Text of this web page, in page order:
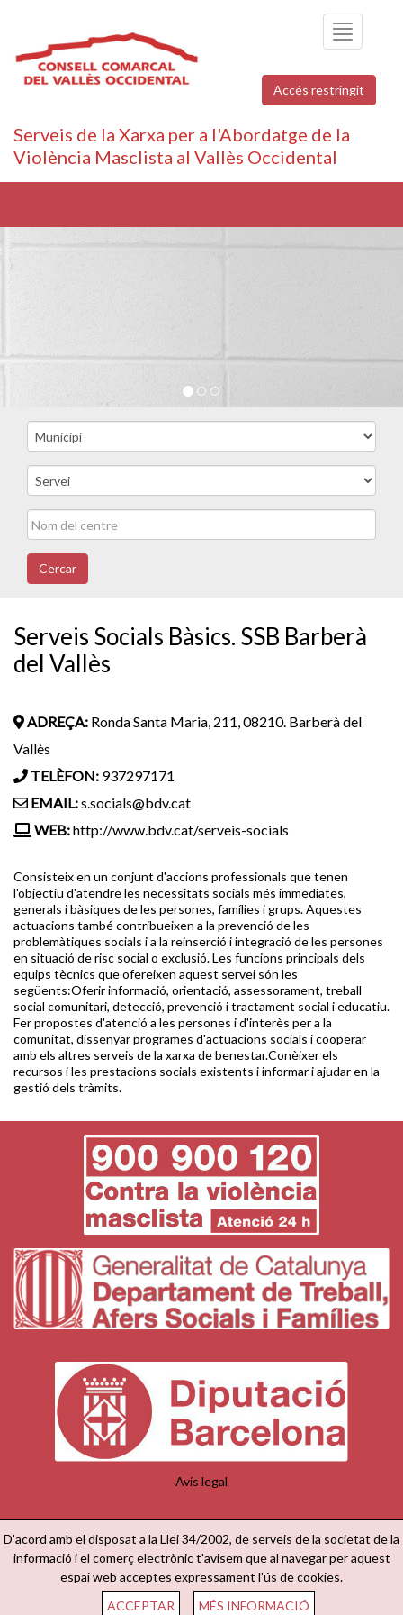
D'acord amb el disposat a la Llei 34/2002, de serveis de la societat de la
informació i el comerç electrònic t'avisem que al navegar per aquest
espai web acceptes expressament l'ús de cookies.
ACCEPTAR
MÉS INFORMACIÓ
Toggle
navigation
Accés restringit
Serveis de la Xarxa per a l'Abordatge de la
Violència Masclista al Vallès Occidental
Cercar
Serveis Socials Bàsics. SSB Barberà
del Vallès
ADREÇA: Ronda Santa Maria, 211, 08210. Barberà del
Vallès
TELÈFON: 937297171
EMAIL:s.socials@bdv.cat
WEB:http://www.bdv.cat/serveis-socials
Consisteix en un conjunt d'accions professionals que tenen
l'objectiu d'atendre les necessitats socials més immediates,
generals i bàsiques de les persones, famílies i grups. Aquestes
actuacions també contribueixen a la prevenció de les
problemàtiques socials i a la reinserció i integració de les persones
en situació de risc social o exclusió. Les funcions principals dels
equips tècnics que ofereixen aquest servei són les
següents:Oferir informació, orientació, assessorament, treball
social comunitari, detecció, prevenció i tractament social i educatiu.
Fer propostes d'atenció a les persones i d'interès per a la
comunitat, dissenyar programes d'actuacions socials i cooperar
amb els altres serveis de la xarxa de benestar.Conèixer els
recursos i les prestacions socials existents i informar i ajudar en la
gestió dels tràmits.
Avís legal